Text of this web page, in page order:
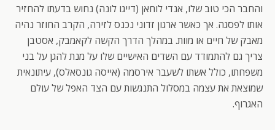
והחבר הכי טוב שלו, אנדי לוחאן (דייגו לונה) נחוש בדעתו להחזיר
אותו לפסגה. אך כאשר ארגון זדוני נכנס לזירה, הקרב החוזר נהיה
מאבק של חיים או מוות. במהלך הדרך הקשה לקאמבק, אסטבן
צריך גם להתמודד עם השדים האישיים שלו על מנת להגן על בני
משפחתו, כולל אשתו לשעבר אירסמה (אייסה גונסאלס), עיתונאית
שמוצאת את עצמה במסלול התנגשות עם הצד האפל של עולם
האגרוף.